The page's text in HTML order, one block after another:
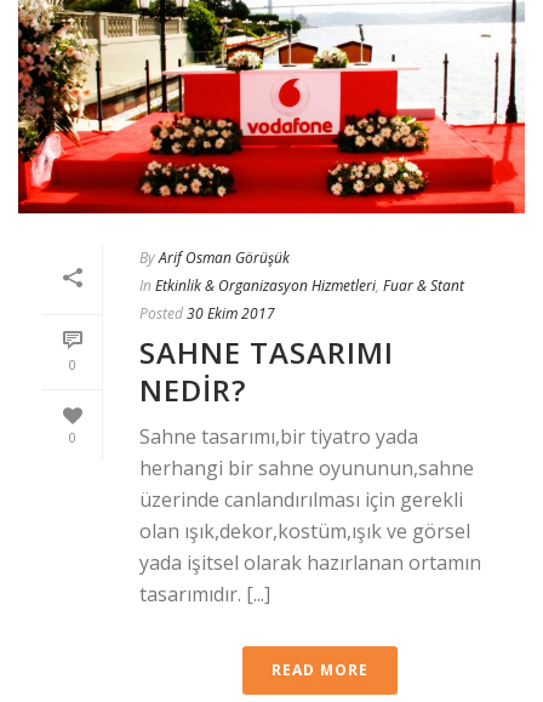
0
0
ByArif Osman Görüşük
In Etkinlik & Organizasyon Hizmetleri, Fuar & Stant
Posted30 Ekim 2017
SAHNE TASARIMI
NEDIR?
Sahne tasarımı,bir tiyatro yada
herhangi bir sahne oyununun,sahne
üzerinde canlandırılması için gerekli
olan ışık,dekor,kostüm,ışık ve görsel
yada işitsel olarak hazırlanan ortamın
tasarımıdır. [...]
READ MORE